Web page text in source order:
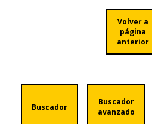
Volver a
página
anterior
Buscador
Buscador
avanzado